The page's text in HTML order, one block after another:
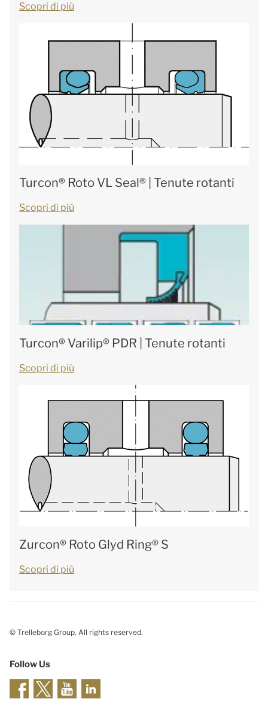
Scopri di più
Turcon® Roto VL Seal® | Tenute rotanti
Scopri di più
Turcon® Varilip® PDR | Tenute rotanti
Scopri di più
Zurcon® Roto Glyd Ring® S
Scopri di più
© Trelleborg Group. All rights reserved.
Follow Us